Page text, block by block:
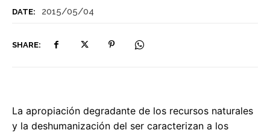
DATE: 2015/05/04
SHARE:
La apropiación degradante de los recursos naturales
y la deshumanización del ser caracterizan a los